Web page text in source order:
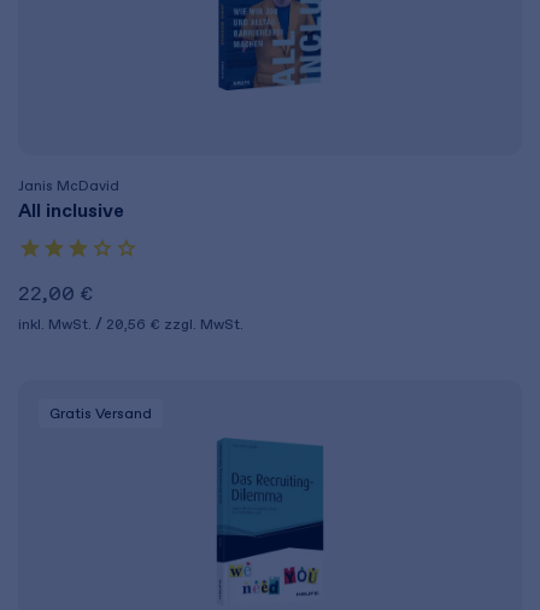
Janis McDavid
All inclusive
22,00 €
inkl. MwSt. 20,56 € zzgl. MwSt.
Gratis Versand